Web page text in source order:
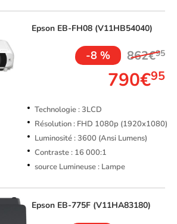
Epson EB-FH08 (V11HB54040)
-8 % 862€95
790€95
Technologie : 3LCD
Résolution : FHD 1080p (1920x1080)
Luminosité : 3600 (Ansi Lumens)
Contraste : 16 000:1
source Lumineuse : Lampe
Epson EB-775F (V11HA83180)